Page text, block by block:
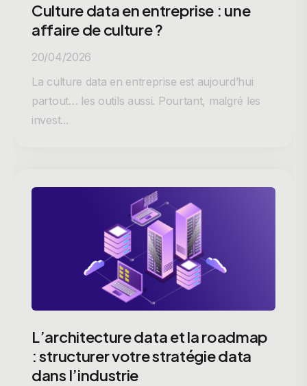
Culture data en entreprise : une
affaire de culture ?
20/04/2026
La culture data en entreprise est aujourd’hui
partout… les outils aussi. Pourtant, malgré les
invest...
L’architecture data et la roadmap
: structurer votre stratégie data
dans l’industrie